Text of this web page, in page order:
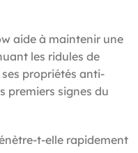
aide à maintenir une
les ridules de
propriétés anti-
premiers signes du
t-elle rapidement